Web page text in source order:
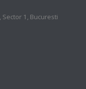
1, Bucuresti